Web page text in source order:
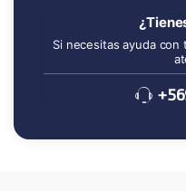
Si necesitas ayuda